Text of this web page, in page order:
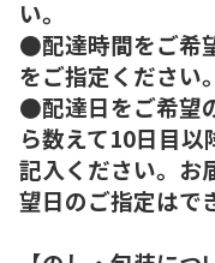
い。
●配達時間をご希
をご指定ください。
●配達日をご希望
ら数えて10日目
記入ください。お
望日のご指定はで